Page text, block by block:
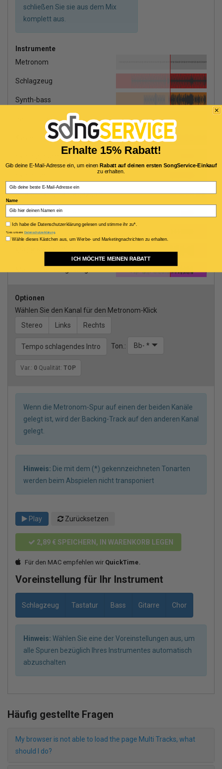
schließen Sie sie aus dem Mix
komplett aus.
Instrumente
Metronom
Schlagzeug
Synth-bass
Palm mute-gitarre
Synth (gesang)
Streichinstrumente gezupft
Streichinstrumente
Männlicher
Melodiespur
Optionen
Wählen Sie den Kanal für den Metronom-Klick
Stereo
Links Rechts
Tempo schlagendes Intro Ton.: Bb- *
Var.: 0 Qualität: TOP
Wenn die Metronom-Spur auf einen der beiden Kanäle
gelegt ist, wird der Backing-Track auf den anderen Kanal
gelegt.
Hinweis: Die mit dem (*) gekennzeichneten Tonarten
werden beim Abspielen nicht transponiert
Play Zurücksetzen
2,89 € SPEICHERN, IN WARENKORB LEGEN
Für den MAC empfehlen wir QuickTime.
Voreinstellung für Ihr Instrument
Schlagzeug Tastatur Bass Gitarre Chor
Hinweis: Wählen Sie eine der Voreinstellungen aus, um
alle Spuren bezüglich Ihres Instrumentes automatisch
abzuschalten
Häufig gestellte Fragen
My browser is not able to load the page Multi Tracks, what
should I do?
Erhalte 15% Rabatt!
Gib deine E-Mail-Adresse ein, um einenRabatt auf deinen ersten SongService-Einkauf
zu erhalten.
Email
Name
Privacy policy
Ich habe die Datenschutzerklärung gelesen und stimme ihr zu*.
*Lies unsere Datenschutzerklärung
Consenso Marketing
Wähle dieses Kästchen aus, um Werbe- und Marketingnachrichten zu erhalten.
ICH MÖCHTE MEINEN RABATT